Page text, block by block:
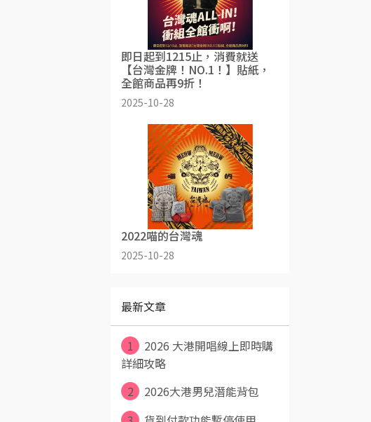
即日起到1215止，消費就送
【台灣金牌！NO.1！】貼紙，
全館商品再9折！
2025-10-28
2022喵的台灣魂
2025-10-28
最新文章
1
2026 大港開唱線上即時購
詳細攻略
2
2026大港男兒潛能背包